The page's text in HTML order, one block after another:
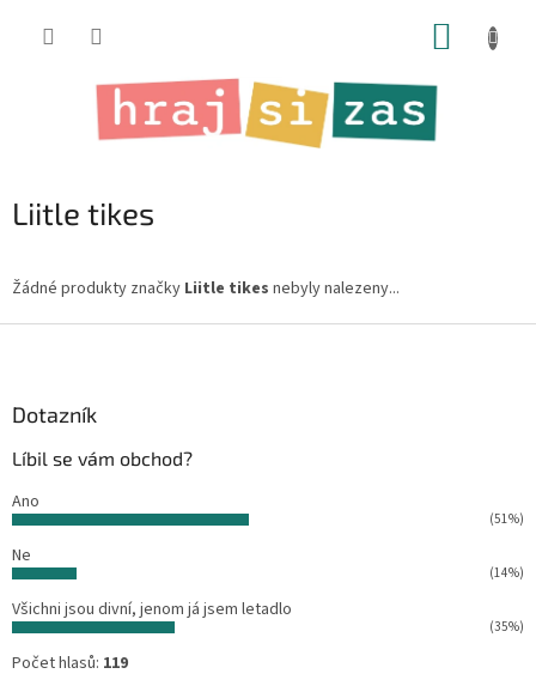
Liitle tikes
Žádné produkty značky Liitle tikes nebyly nalezeny...
Dotazník
Líbil se vám obchod?
Ano
(51%)
Ne
(14%)
Všichni jsou divní, jenom já jsem letadlo
(35%)
Počet hlasů: 119